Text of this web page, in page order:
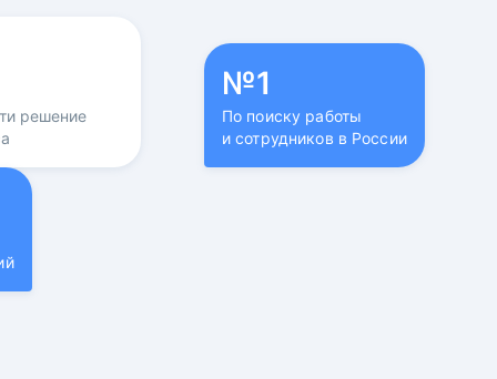
решение
№1
По поиску работы
и сотрудников в России